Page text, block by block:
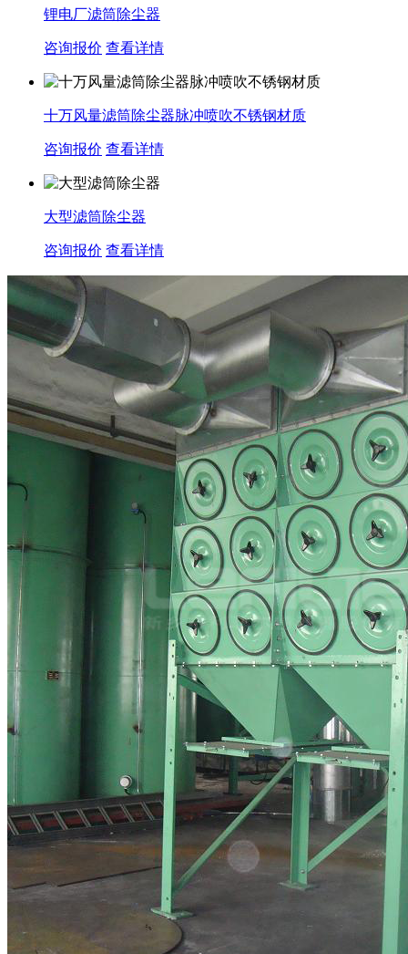
锂电厂滤筒除尘器
咨询报价 查看详情
十万风量滤筒除尘器脉冲喷吹不锈钢材质
咨询报价 查看详情
大型滤筒除尘器
咨询报价 查看详情